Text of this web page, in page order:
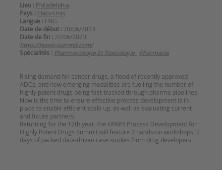
Lieu : Philadelphia
Pays : Etats-Unis
Langue : ENG
Date de début : 20/06/2023
Date de fin : 22/06/2023
https://hpapi-summit.com/
Spécialités : Pharmacologie Et Toxicologie Pharmacie
Rising demand for cancer drugs, a flood of recently approved
ADCs, and new emerging modalities are fuelling the number of
highly potent drugs being fast-tracked through pharma pipelines.
Now is the time to ensure effective process development is in
place to enable efficient scale up, as well as evaluating current
and future partners.
Returning for the 12th year, the HPAPI: Process Development for
Highly Potent Drugs Summit will feature 3 hands-on workshops, 2
days of packed data-driven case studies from drug developers.